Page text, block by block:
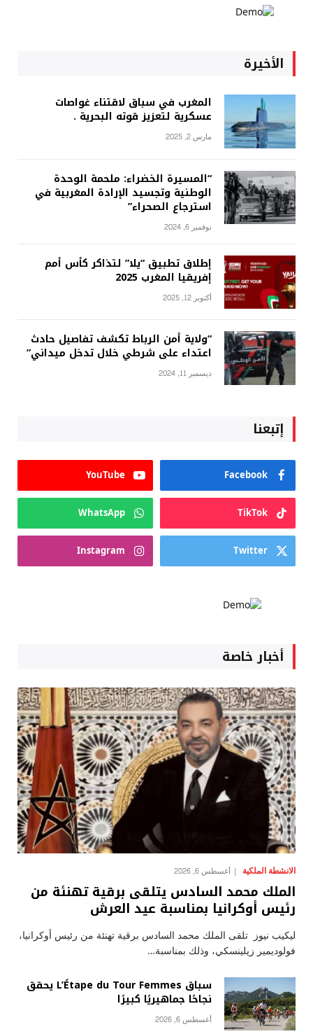
الأخيرة
المغرب في سباق لاقتناء غواصات
عسكرية لتعزيز قوته البحرية .
مارس 2, 2025
“المسيرة الخضراء: ملحمة الوحدة
الوطنية وتجسيد الإرادة المغربية في
استرجاع الصحراء”
نوفمبر 6, 2024
إطلاق تطبيق “يلا” لتذاكر كأس أمم
إفريقيا المغرب 2025
أكتوبر 12, 2025
“ولاية أمن الرباط تكشف تفاصيل حادث
اعتداء على شرطي خلال تدخل ميداني”
ديسمبر 11, 2024
إتبعنا
Facebook
YouTube
TikTok
WhatsApp
Twitter
Instagram
أخبار خاصة
الانشطة الملكية أغسطس 6, 2026
الملك محمد السادس يتلقى برقية تهنئة من
رئيس أوكرانيا بمناسبة عيد العرش
ليكيب نيوز تلقى الملك محمد السادس برقية تهنئة من رئيس أوكرانيا،
فولوديمير زيلينسكي، وذلك بمناسبة…
سباق L’Étape du Tour Femmes يحقق
نجاحًا جماهيريًا كبيرًا
أغسطس 6, 2026